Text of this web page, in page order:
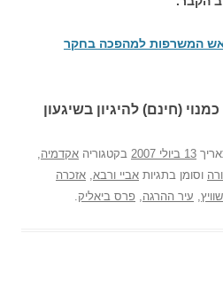
המשרפות למהפכה בחקר
כמנוי (חינם) להיגיון בשיגעון
13 ביולי 2007 בקטגוריה אקדמיה,
וסומן בתגיות אביי ורבא, אזכרה
, עיר ההרגה, פרס ביאליק.